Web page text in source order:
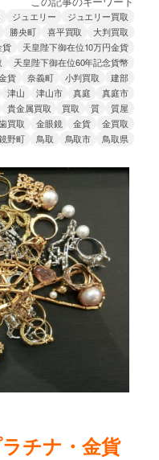
ジュエリー
ジュエリー買取
勝央町 喜平買取
大判買取
貨
天皇陛下御在位10万円金貨
天皇陛下御在位60年記念貨幣
貨
奈義町 小判買取
建部
津山 津山市 真庭
真庭市
貴金属買取 買取 質
質屋
買取 金眼鏡 金貨
金買取
野町 鳥取 鳥取市 鳥取県
チナ・金貨